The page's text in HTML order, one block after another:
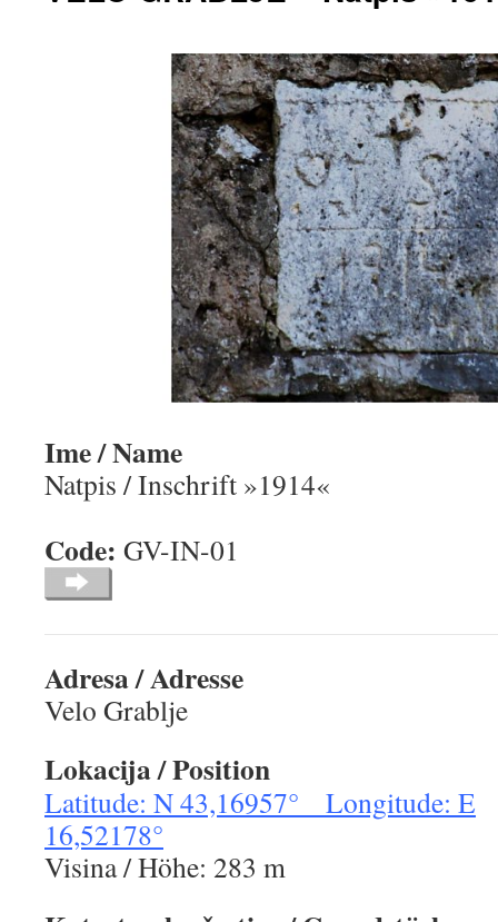
Ime / Name
Natpis / Inschrift »1914«
Code: GV-IN-
Adresa / Adresse
Velo Grablje
Lokacija / Position
Latitude: N 43,16957° Longitude: E
16,52178°
Visina / Höhe: 283 m